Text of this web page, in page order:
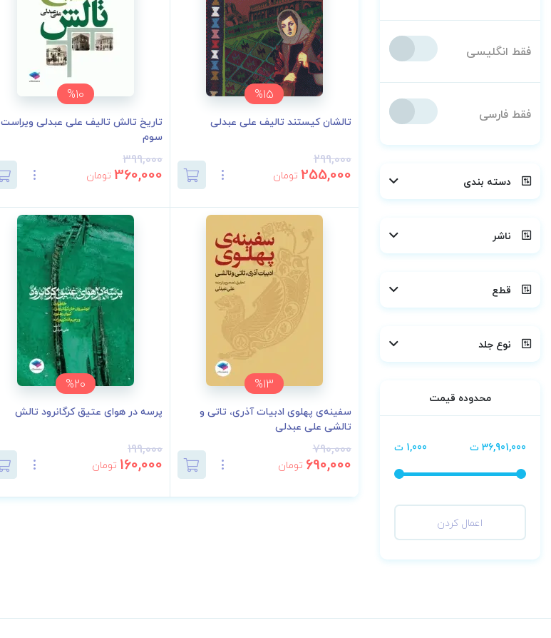
فقط انگلیسی
فقط فارسی
دسته بندی
ناشر
قطع
نوع جلد
محدوده قیمت
1,000 ت 36,901,000 ت
اعمال کردن
%15
تالشان کیستند تالیف علی عبدلی
299,000
255,000 تومان
%10
تاریخ تالش تالیف علی عبدلی ویراست
سوم
399,000
360,000 تومان
%13
سفینه‌ی پهلوی ادبیات آذری، تاتی و
تالشی علی عبدلی
790,000
690,000 تومان
%20
پرسه در هوای عتیق کرگانرود تالش
199,000
160,000 تومان